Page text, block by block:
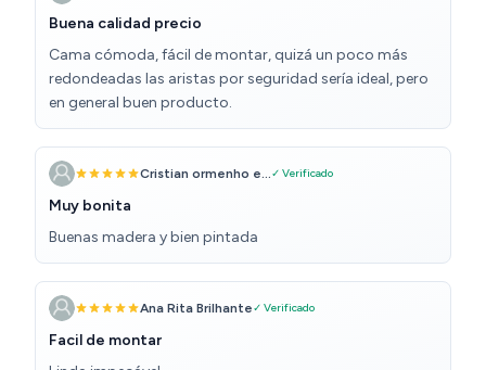
Buena calidad precio
Cama cómoda, fácil de montar, quizá un poco más
redondeadas las aristas por seguridad sería ideal, pero
en general buen producto.
Cristian ormenho e... ✓ Verificado
Muy bonita
Buenas madera y bien pintada
Ana Rita Brilhante✓ Verificado
Facil de montar